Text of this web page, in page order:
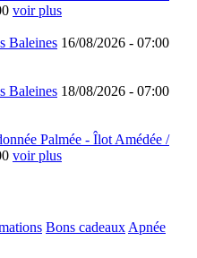
voir plus
Baleines 16/08/2026 - 07:00
Baleines 18/08/2026 - 07:00
Palmée - Îlot Amédée /
voir plus
Bons cadeaux Apnée